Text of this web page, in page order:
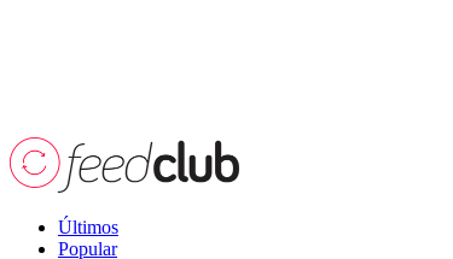
Últimos
Popular